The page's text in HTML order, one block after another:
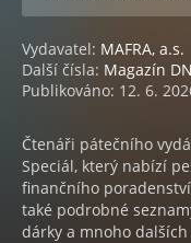
Vydavatel: MAFRA, a.s.
Další čísla: Magazín
Publikováno: 12. 6.
Čtenáři pátečního
Speciál, který nabízí
finančního
také podrobné
dárky a mnoho